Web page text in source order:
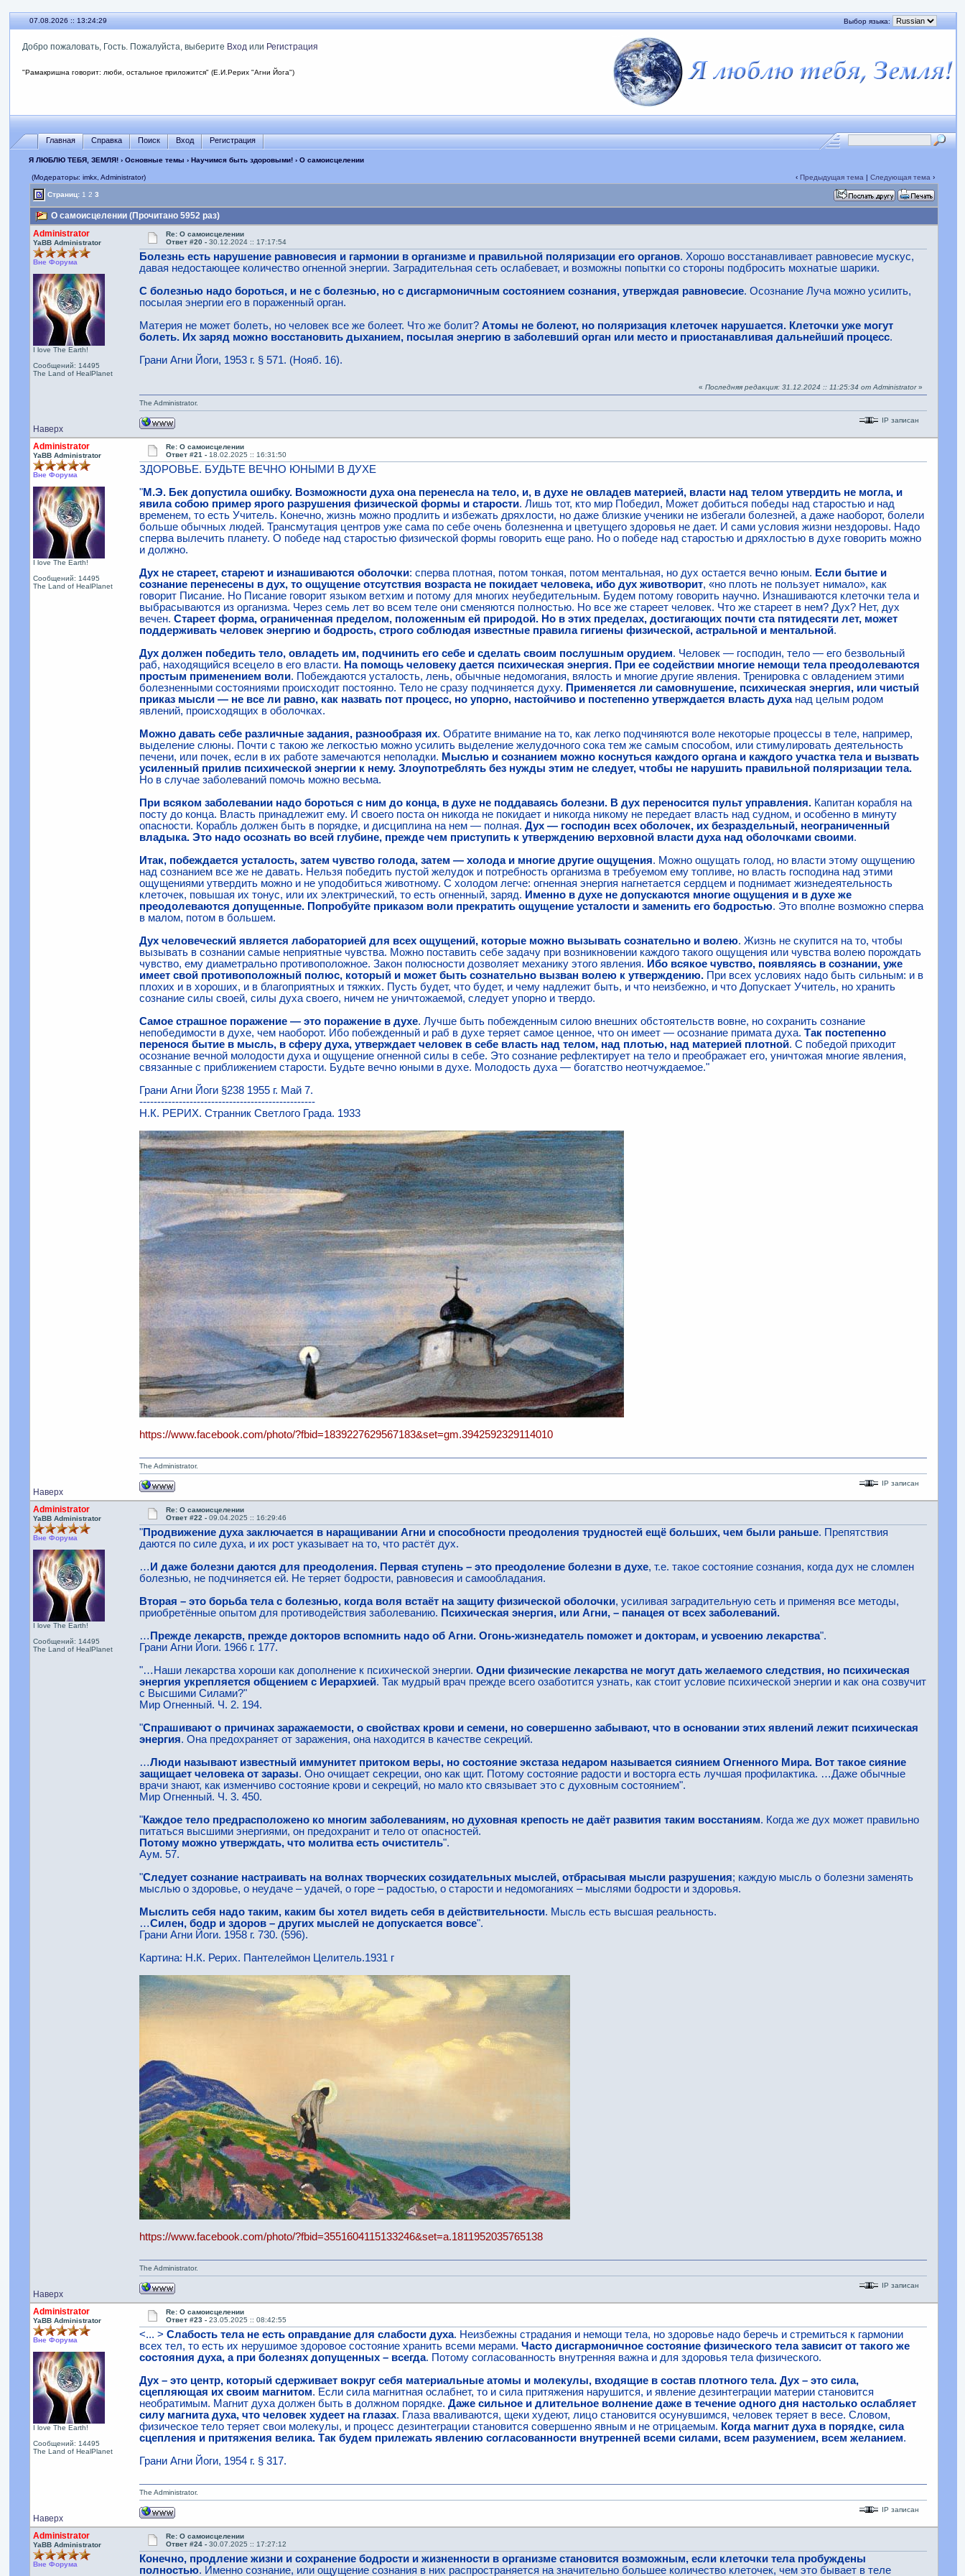
07.08.2026 :: 13:24:30 Выбор языка:
Добро пожаловать, Гость. Пожалуйста, выберите Вход или Регистрация
"Рамакришна говорит: люби, остальное приложится" (Е.И.Рерих "Агни Йога")
Главная Справка Поиск Вход Регистрация
Я ЛЮБЛЮ ТЕБЯ, ЗЕМЛЯ! ›Основные темы ›Научимся быть здоровыми! › О самоисцелении
(Модераторы: imkx, Administrator) ‹ Предыдущая тема | Следующая тема ›
Страниц: 1 2 3
О самоисцелении (Прочитано 5952 раз)
Administrator
YaBB Administrator
Вне Форума
I love The Earth!
Сообщений: 14495
The Land of HealPlanet
Re: О самоисцелении
Ответ #20 - 30.12.2024 :: 17:17:54
Болезнь есть нарушение равновесия и гармонии в организме и правильной поляризации его органов. Хорошо восстанавливает равновесие мускус,
давая недостающее количество огненной энергии. Заградительная сеть ослабевает, и возможны попытки со стороны подбросить мохнатые шарики.
С болезнью надо бороться, и не с болезнью, но с дисгармоничным состоянием сознания, утверждая равновесие. Осознание Луча можно усилить,
посылая энергии его в пораженный орган.
Материя не может болеть, но человек все же болеет. Что же болит? Атомы не болеют, но поляризация клеточек нарушается. Клеточки уже могут
болеть. Их заряд можно восстановить дыханием, посылая энергию в заболевший орган или место и приостанавливая дальнейший процесс.
Грани Агни Йоги, 1953 г. § 571. (Нояб. 16).
Наверх
« Последняя редакция: 31.12.2024 :: 11:25:34 от Administrator»
The Administrator.
IP записан
Administrator
YaBB Administrator
Вне Форума
I love The Earth!
Сообщений: 14495
The Land of HealPlanet
Re: О самоисцелении
Ответ #21 - 18.02.2025 :: 16:31:50
ЗДОРОВЬЕ. БУДЬТЕ ВЕЧНО ЮНЫМИ В ДУХЕ
"М.Э. Бек допустила ошибку. Возможности духа она перенесла на тело, и, в духе не овладев материей, власти над телом утвердить не могла, и
явила собою пример ярого разрушения физической формы и старости. Лишь тот, кто мир Победил, Может добиться победы над старостью и над
временем, то есть Учитель. Конечно, жизнь можно продлить и избежать дряхлости, но даже близкие ученики не избегали болезней, а даже наоборот, болели
больше обычных людей. Трансмутация центров уже сама по себе очень болезненна и цветущего здоровья не дает. И сами условия жизни нездоровы. Надо
сперва вылечить планету. О победе над старостью физической формы говорить еще рано. Но о победе над старостью и дряхлостью в духе говорить можно
и должно.
Дух не стареет, стареют и изнашиваются оболочки: сперва плотная, потом тонкая, потом ментальная, но дух остается вечно юным. Если бытие и
сознание перенесены в дух, то ощущение отсутствия возраста не покидает человека, ибо дух животворит, «но плоть не пользует нимало», как
говорит Писание. Но Писание говорит языком ветхим и потому для многих неубедительным. Будем потому говорить научно. Изнашиваются клеточки тела и
выбрасываются из организма. Через семь лет во всем теле они сменяются полностью. Но все же стареет человек. Что же стареет в нем? Дух? Нет, дух
вечен. Стареет форма, ограниченная пределом, положенным ей природой. Но в этих пределах, достигающих почти ста пятидесяти лет, может
поддерживать человек энергию и бодрость, строго соблюдая известные правила гигиены физической, астральной и ментальной.
Дух должен победить тело, овладеть им, подчинить его себе и сделать своим послушным орудием. Человек — господин, тело — его безвольный
раб, находящийся всецело в его власти. На помощь человеку дается психическая энергия. При ее содействии многие немощи тела преодолеваются
простым применением воли. Побеждаются усталость, лень, обычные недомогания, вялость и многие другие явления. Тренировка с овладением этими
болезненными состояниями происходит постоянно. Тело не сразу подчиняется духу. Применяется ли самовнушение, психическая энергия, или чистый
приказ мысли — не все ли равно, как назвать пот процесс, но упорно, настойчиво и постепенно утверждается власть духанад целым родом
явлений, происходящих в оболочках.
Можно давать себе различные задания, разнообразя их. Обратите внимание на то, как легко подчиняются воле некоторые процессы в теле, например,
выделение слюны. Почти с такою же легкостью можно усилить выделение желудочного сока тем же самым способом, или стимулировать деятельность
печени, или почек, если в их работе замечаются неполадки. Мыслью и сознанием можно коснуться каждого органа и каждого участка тела и вызвать
усиленный прилив психической энергии к нему. Злоупотреблять без нужды этим не следует, чтобы не нарушить правильной поляризации тела.
Но в случае заболеваний помочь можно весьма.
При всяком заболевании надо бороться с ним до конца, в духе не поддаваясь болезни. В дух переносится пульт управления.Капитан корабля на
посту до конца. Власть принадлежит ему. И своего поста он никогда не покидает и никогда никому не передает власть над судном, и особенно в минуту
опасности. Корабль должен быть в порядке, и дисциплина на нем — полная. Дух — господин всех оболочек, их безраздельный, неограниченный
владыка. Это надо осознать во всей глубине, прежде чем приступить к утверждению верховной власти духа над оболочками своими.
Итак, побеждается усталость, затем чувство голода, затем — холода и многие другие ощущения. Можно ощущать голод, но власти этому ощущению
над сознанием все же не давать. Нельзя победить пустой желудок и потребность организма в требуемом ему топливе, но власть господина над этими
ощущениями утвердить можно и не уподобиться животному. С холодом легче: огненная энергия нагнетается сердцем и поднимает жизнедеятельность
клеточек, повышая их тонус, или их электрический, то есть огненный, заряд. Именно в духе не допускаются многие ощущения и в духе же
преодолеваются допущенные. Попробуйте приказом воли прекратить ощущение усталости и заменить его бодростью. Это вполне возможно сперва
в малом, потом в большем.
Дух человеческий является лабораторией для всех ощущений, которые можно вызывать сознательно и волею. Жизнь не скупится на то, чтобы
вызывать в сознании самые неприятные чувства. Можно поставить себе задачу при возникновении каждого такого ощущения или чувства волею порождать
чувство, ему диаметрально противоположное. Закон полюсности дозволяет механику этого явления. Ибо всякое чувство, появляясь в сознании, уже
имеет свой противоположный полюс, который и может быть сознательно вызван волею к утверждению.При всех условиях надо быть сильным: и в
плохих и в хороших, и в благоприятных и тяжких. Пусть будет, что будет, и чему надлежит быть, и что неизбежно, и что Допускает Учитель, но хранить
сознание силы своей, силы духа своего, ничем не уничтожаемой, следует упорно и твердо.
Самое страшное поражение — это поражение в духе. Лучше быть побежденным силою внешних обстоятельств вовне, но сохранить сознание
непобедимости в духе, чем наоборот. Ибо побежденный и раб в духе теряет самое ценное, что он имеет — осознание примата духа. Так постепенно
перенося бытие в мысль, в сферу духа, утверждает человек в себе власть над телом, над плотью, над материей плотной. С победой приходит
осознание вечной молодости духа и ощущение огненной силы в себе. Это сознание рефлектирует на тело и преображает его, уничтожая многие явления,
связанные с приближением старости. Будьте вечно юными в духе. Молодость духа — богатство неотчуждаемое."
Грани Агни Йоги §238 1955 г. Май 7.
-------------------------------------------------
Н.К. РЕРИХ. Странник Светлого Града. 1933
https://www.facebook.com/photo/?fbid=1839227629567183&set=gm.3942592329114010
Наверх
The Administrator.
IP записан
Administrator
YaBB Administrator
Вне Форума
I love The Earth!
Сообщений: 14495
The Land of HealPlanet
Re: О самоисцелении
Ответ #22 - 09.04.2025 :: 16:29:46
"Продвижение духа заключается в наращивании Агни и способности преодоления трудностей ещё больших, чем были раньше. Препятствия
даются по силе духа, и их рост указывает на то, что растёт дух.
… И даже болезни даются для преодоления. Первая ступень – это преодоление болезни в духе, т.е. такое состояние сознания, когда дух не сломлен
болезнью, не подчиняется ей. Не теряет бодрости, равновесия и самообладания.
Вторая – это борьба тела с болезнью, когда воля встаёт на защиту физической оболочки, усиливая заградительную сеть и применяя все методы,
приобретённые опытом для противодействия заболеванию. Психическая энергия, или Агни, – панацея от всех заболеваний.
… Прежде лекарств, прежде докторов вспомнить надо об Агни. Огонь-жизнедатель поможет и докторам, и усвоению лекарства".
Грани Агни Йоги. 1966 г. 177.
"…Наши лекарства хороши как дополнение к психической энергии. Одни физические лекарства не могут дать желаемого следствия, но психическая
энергия укрепляется общением с Иерархией. Так мудрый врач прежде всего озаботится узнать, как стоит условие психической энергии и как она созвучит
с Высшими Силами?"
Мир Огненный. Ч. 2. 194.
"Спрашивают о причинах заражаемости, о свойствах крови и семени, но совершенно забывают, что в основании этих явлений лежит психическая
энергия. Она предохраняет от заражения, она находится в качестве секреций.
…Люди называют известный иммунитет притоком веры, но состояние экстаза недаром называется сиянием Огненного Мира. Вот такое сияние
защищает человека от заразы. Оно очищает секреции, оно как щит. Потому состояние радости и восторга есть лучшая профилактика. …Даже обычные
врачи знают, как изменчиво состояние крови и секреций, но мало кто связывает это с духовным состоянием".
Мир Огненный. Ч. 3. 450.
"Каждое тело предрасположено ко многим заболеваниям, но духовная крепость не даёт развития таким восстаниям. Когда же дух может правильно
питаться высшими энергиями, он предохранит и тело от опасностей.
Потому можно утверждать, что молитва есть очиститель".
Аум. 57.
"Следует сознание настраивать на волнах творческих созидательных мыслей, отбрасывая мысли разрушения; каждую мысль о болезни заменять
мыслью о здоровье, о неудаче – удачей, о горе – радостью, о старости и недомоганиях – мыслями бодрости и здоровья.
Мыслить себя надо таким, каким бы хотел видеть себя в действительности. Мысль есть высшая реальность.
…Силен, бодр и здоров – других мыслей не допускается вовсе".
Грани Агни Йоги. 1958 г. 730. (596).
Картина: Н.К. Рерих. Пантелеймон Целитель.1931 г
https://www.facebook.com/photo/?fbid=3551604115133246&set=a.1811952035765138
Наверх
The Administrator.
IP записан
Administrator
YaBB Administrator
Вне Форума
I love The Earth!
Сообщений: 14495
The Land of HealPlanet
Re: О самоисцелении
Ответ #23 - 23.05.2025 :: 08:42:55
<... > Слабость тела не есть оправдание для слабости духа. Неизбежны страдания и немощи тела, но здоровье надо беречь и стремиться к гармонии
всех тел, то есть их нерушимое здоровое состояние хранить всеми мерами. Часто дисгармоничное состояние физического тела зависит от такого же
состояния духа, а при болезнях допущенных – всегда. Потому согласованность внутренняя важна и для здоровья тела физического.
Дух – это центр, который сдерживает вокруг себя материальные атомы и молекулы, входящие в состав плотного тела. Дух – это сила,
сцепляющая их своим магнитом. Если сила магнитная ослабнет, то и сила притяжения нарушится, и явление дезинтеграции материи становится
необратимым. Магнит духа должен быть в должном порядке. Даже сильное и длительное волнение даже в течение одного дня настолько ослабляет
силу магнита духа, что человек худеет на глазах. Глаза вваливаются, щеки худеют, лицо становится осунувшимся, человек теряет в весе. Словом,
физическое тело теряет свои молекулы, и процесс дезинтеграции становится совершенно явным и не отрицаемым. Когда магнит духа в порядке, сила
сцепления и притяжения велика. Так будем прилежать явлению согласованности внутренней всеми силами, всем разумением, всем желанием.
Грани Агни Йоги, 1954 г. § 317.
Наверх
The Administrator.
IP записан
Administrator
YaBB Administrator
Вне Форума
Re: О самоисцелении
Ответ #24 - 30.07.2025 :: 17:27:12
Конечно, продление жизни и сохранение бодрости и жизненности в организме становится возможным, если клеточки тела пробуждены
полностью. Именно сознание, или ощущение сознания в них распространяется на значительно большее количество клеточек, чем это бывает в теле